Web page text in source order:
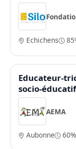
Echichens
Educateur-
socio-
AEMA
Aubonne 60%